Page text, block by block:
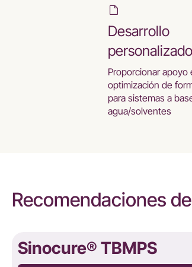
Desarrollo
personalizado
Proporcionar apoyo
optimización de
para sistemas a
agua/solventes
Recomendaciones
Sinocure® TBMPS